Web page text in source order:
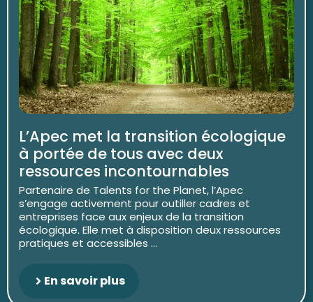
L’Apec met la transition écologique
à portée de tous avec deux
ressources incontournables
Partenaire de Talents for the Planet, l’Apec
s’engage activement pour outiller cadres et
entreprises face aux enjeux de la transition
écologique. Elle met à disposition deux ressources
pratiques et accessibles ...
En savoir plus